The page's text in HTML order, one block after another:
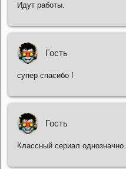
Идут работы.
Гость
супер спасибо !
Гость
Классный сериал однозначно.